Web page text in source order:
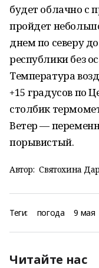
будет облачно с
пройдет
днем по северу
республики без
Температура
+15 градусов по
столбик
Ветер —
порывистый.
Автор: Святохина
Теги: погода 9 мая
Читайте нас